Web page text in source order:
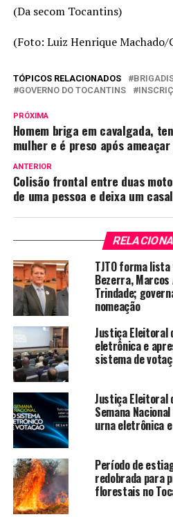
(Da secom Tocantins)
(Foto: Luiz Henrique
TÓPICOS RELACIONADOS
GOVERNO DO TOCANTINS
PRÓXIMA
Homem briga em cavalgada,
mulher e é preso após
ANTERIOR
Colisão frontal entre duas
de uma pessoa e deixa um
TJTO forma
Bezerra, Marcos
Trindade;
nomeação
Justiça Eleitoral
eletrônica e
sistema de
Justiça Eleitoral
Semana
urna eletrônica
Período de
redobrada para
florestais no